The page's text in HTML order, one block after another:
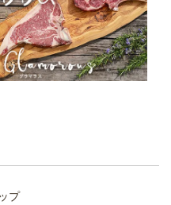
プ